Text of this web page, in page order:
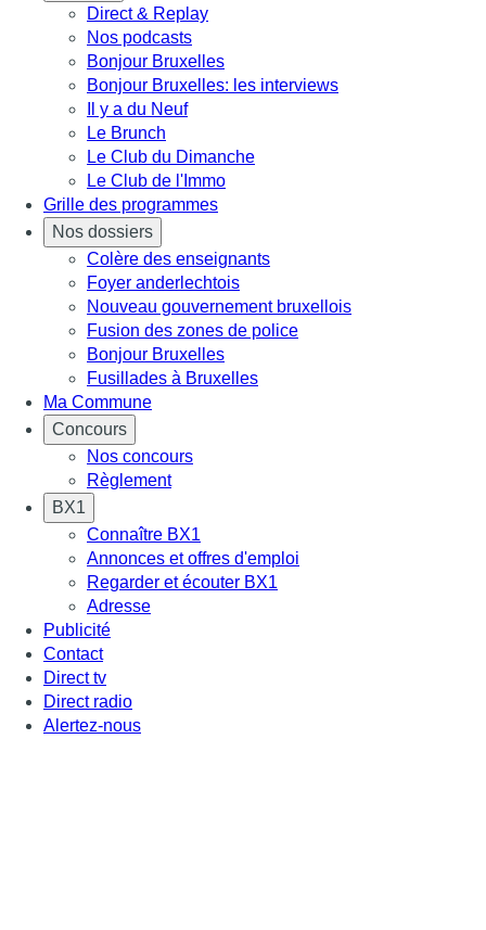
Direct & Replay
Nos podcasts
Bonjour Bruxelles
Bonjour Bruxelles: les interviews
Il y a du Neuf
Le Brunch
Le Club du Dimanche
Le Club de l'Immo
Grille des programmes
Nos dossiers
Colère des enseignants
Foyer anderlechtois
Nouveau gouvernement bruxellois
Fusion des zones de police
Bonjour Bruxelles
Fusillades à Bruxelles
Ma Commune
Concours
Nos concours
Règlement
BX1
Connaître BX1
Annonces et offres d'emploi
Regarder et écouter BX1
Adresse
Publicité
Contact
Direct tv
Direct radio
Alertez-nous